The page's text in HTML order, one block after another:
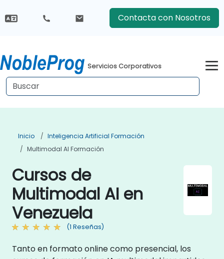
Contacta con Nosotros
Servicios Corporativos
Inicio
Inteligencia Artificial Formación
Multimodal AI Formación
Cursos de
Multimodal AI en
Venezuela
(1 Reseñas)
Tanto en formato online como presencial, los